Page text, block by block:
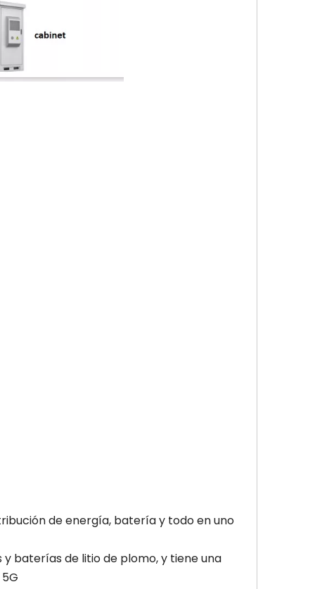
de energía, batería y todo en uno
baterías de litio de plomo, y tiene una